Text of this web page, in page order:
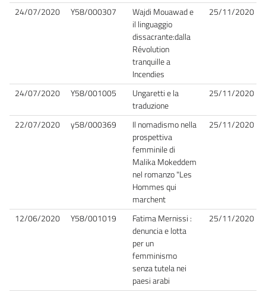
24/07/2020 Y58/000307
Wajdi Mouawad e
il linguaggio
dissacrante:dalla
Révolution
tranquille a
Incendies
25/11/2020
24/07/2020 Y58/001005
Ungaretti e la
traduzione
25/11/2020
22/07/2020 y58/000369
Il nomadismo nella
prospettiva
femminile di
Malika Mokeddem
nel romanzo "Les
Hommes qui
marchent
25/11/2020
12/06/2020 Y58/001019
Fatima Mernissi :
denuncia e lotta
per un
femminismo
senza tutela nei
paesi arabi
25/11/2020